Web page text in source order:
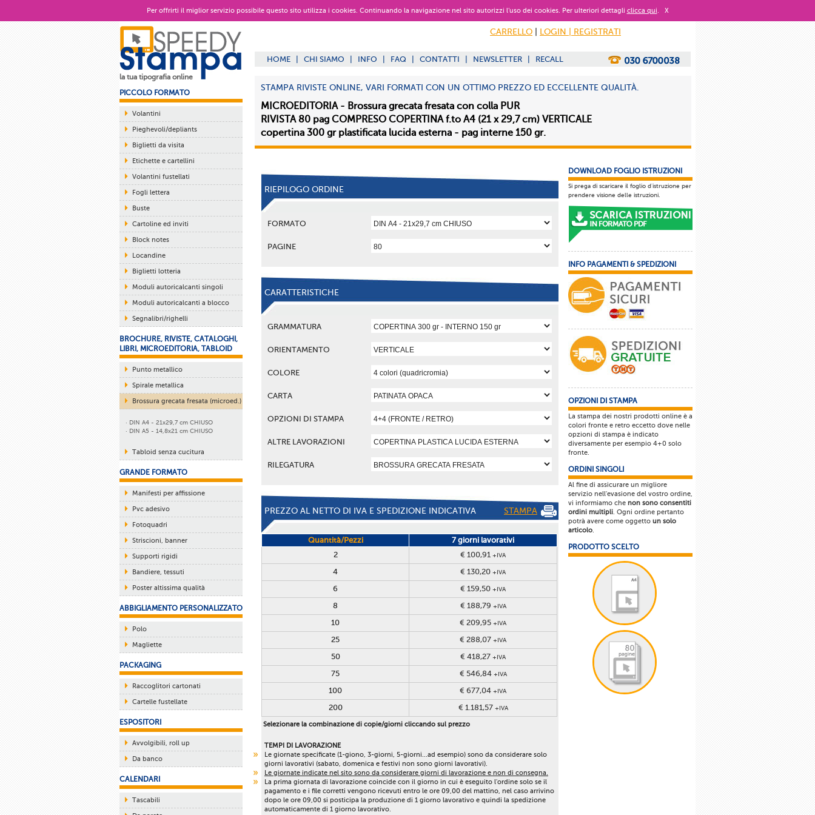
Per offrirti il miglior servizio possibile questo sito utilizza i cookies. Continuando la navigazione nel sito autorizzi l’uso dei cookies. Per ulteriori dettagli clicca qui. X
la tua tipografia online
PICCOLO FORMATO
Volantini
Pieghevoli/depliants
Biglietti da visita
Etichette e cartellini
Volantini fustellati
Fogli lettera
Buste
Cartoline ed inviti
Block notes
Locandine
Biglietti lotteria
Moduli autoricalcanti singoli
Moduli autoricalcanti a blocco
Segnalibri/righelli
BROCHURE, RIVISTE, CATALOGHI,
LIBRI, MICROEDITORIA, TABLOID
Punto metallico
Spirale metallica
Brossura grecata fresata (microed.)
· DIN A4 - 21x29,7 cm CHIUSO
· DIN A5 - 14,8x21 cm CHIUSO
Tabloid senza cucitura
GRANDE FORMATO
Manifesti per affissione
Pvc adesivo
Fotoquadri
Striscioni, banner
Supporti rigidi
Bandiere, tessuti
Poster altissima qualità
ABBIGLIAMENTO PERSONALIZZATO
Polo
Magliette
PACKAGING
Raccoglitori cartonati
Cartelle fustellate
ESPOSITORI
Avvolgibili, roll up
Da banco
CALENDARI
Tascabili
CARRELLO LOGIN | REGISTRATI
HOME CHI SIAMO INFO FAQ CONTATTI NEWSLETTER RECALL
STAMPA RIVISTE ONLINE, VARI FORMATI CON UN OTTIMO PREZZO ED ECCELLENTE QUALITÀ.
MICROEDITORIA - Brossura grecata fresata con colla PUR
RIVISTA 80 pag COMPRESO COPERTINA f.to A4 (21 x 29,7 cm) VERTICALE
copertina 300 gr plastificata lucida esterna - pag interne 150 gr.
RIEPILOGO ORDINE
FORMATO
PAGINE
CARATTERISTICHE
GRAMMATURA
ORIENTAMENTO
COLORE
CARTA
OPZIONI DI STAMPA
ALTRE LAVORAZIONI
RILEGATURA
PREZZO AL NETTO DI IVA E SPEDIZIONE INDICATIVA STAMPA
Quantità/Pezzi
7 giorni lavorativi
2
€ 100,91 +IVA
4 € 130,20 +IVA
6 € 159,50 +IVA
8 € 188,79 +IVA
10 € 209,95 +IVA
25 € 288,07 +IVA
50 € 418,27 +IVA
75 € 546,84 +IVA
100 € 677,04 +IVA
200 € 1.181,57 +IVA
Selezionare la combinazione di copie/giorni cliccando sul prezzo
TEMPI DI LAVORAZIONE
Le giornate specificate (1-giono, 3-giorni, 5-giorni...ad esempio) sono da considerare solo
giorni lavorativi (sabato, domenica e festivi non sono giorni lavorativi).
Le giornate indicate nel sito sono da considerare giorni di lavorazione e non di consegna.
La prima giornata di lavorazione coincide con il giorno in cui è eseguito l'ordine solo se il
pagamento e i file corretti vengono ricevuti entro le ore 09,00 del mattino, nel caso arrivino
dopo le ore 09,00 si posticipa la produzione di 1 giorno lavorativo e quindi la spedizione
automaticamente di 1 giorno lavorativo.
DOWNLOAD FOGLIO ISTRUZIONI
Si prega di scaricare il foglio d'istruzione per
prendere visione delle istruzioni.
INFO PAGAMENTI & SPEDIZIONI
OPZIONI DI STAMPA
La stampa dei nostri prodotti online è a
colori fronte e retro eccetto dove nelle
opzioni di stampa è indicato
diversamente per esempio 4+0 solo
fronte.
ORDINI SINGOLI
Al fine di assicurare un migliore
servizio nell'evasione del vostro ordine,
vi informiamo che non sono consentiti
ordini multipli. Ogni ordine pertanto
potrà avere come oggetto un solo
articolo.
PRODOTTO SCELTO